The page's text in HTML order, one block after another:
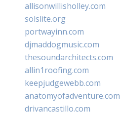
allisonwillisholley.com
solslite.org
portwayinn.com
djmaddogmusic.com
thesoundarchitects.com
allin1roofing.com
keepjudgewebb.com
anatomyofadventure.com
drivancastillo.com